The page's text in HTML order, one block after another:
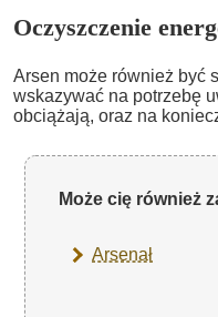
Oczyszczenie
Arsen może również być
wskazywać na potrzebę
obciążają, oraz na
Może cię również
Arsenał